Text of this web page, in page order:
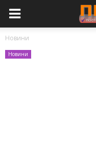
Новини
Новини